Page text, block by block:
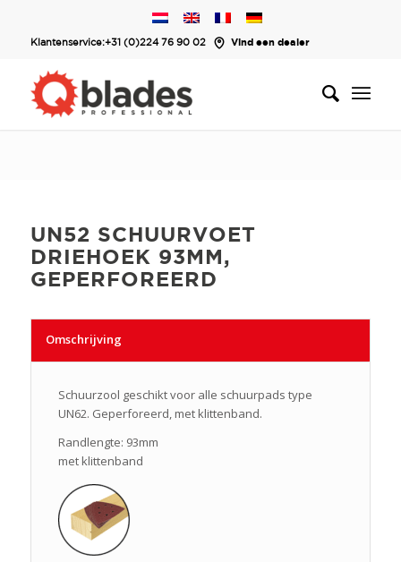
Klantenservice:+31 (0)224 76 90 02 Vind een dealer
UN52 SCHUURVOET
DRIEHOEK 93MM,
GEPERFOREERD
Omschrijving
Schuurzool geschikt voor alle schuurpads type
UN62. Geperforeerd, met klittenband.
Randlengte: 93mm
met klittenband